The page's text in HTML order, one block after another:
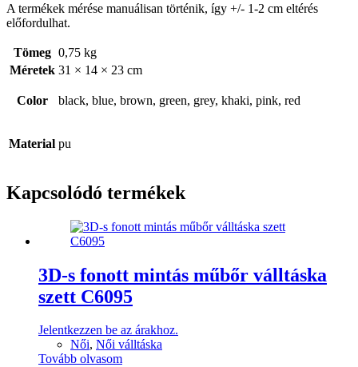
A termékek mérése manuálisan történik, így +/- 1-2 cm eltérés
előfordulhat.
Tömeg 0,75 kg
Méretek 31 × 14 × 23 cm
Color black, blue, brown, green, grey, khaki, pink, red
Material pu
Kapcsolódó termékek
3D-s fonott mintás műbőr válltáska
szett C6095
Jelentkezzen be az árakhoz.
Női, Női válltáska
Tovább olvasom